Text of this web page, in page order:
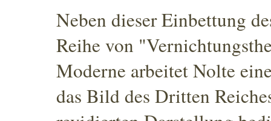
Neben dieser Einbettung
Reihe von
Moderne arbeitet Nolte
das Bild des Dritten